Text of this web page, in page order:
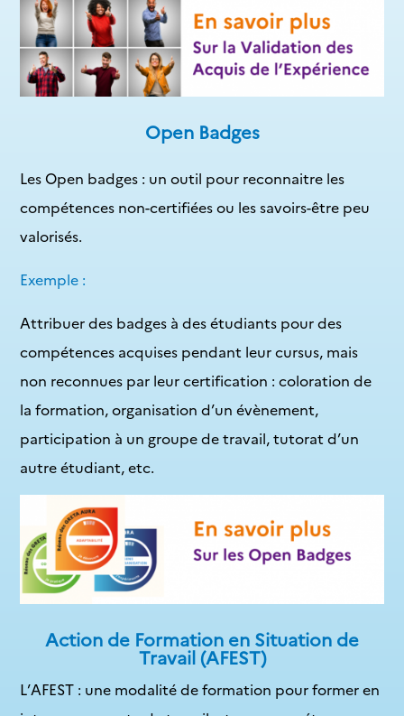
Open Badges
Les Open badges : un outil pour reconnaitre les
compétences non-certifiées ou les savoirs-être peu
valorisés.
Exemple :
Attribuer des badges à des étudiants pour des
compétences acquises pendant leur cursus, mais
non reconnues par leur certification : coloration de
la formation, organisation d’un évènement,
participation à un groupe de travail, tutorat d’un
autre étudiant, etc.
Action de Formation en Situation de
Travail (AFEST)
L’AFEST : une modalité de formation pour former en